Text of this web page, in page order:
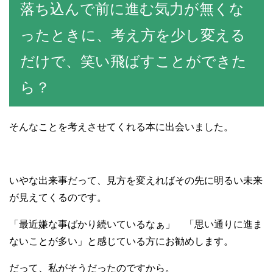
落ち込んで前に進む気力が無くな
ったときに、考え方を少し変える
だけで、笑い飛ばすことができた
ら？
そんなことを考えさせてくれる本に出会いました。
いやな出来事だって、見方を変えればその先に明るい未来
が見えてくるのです。
「最近嫌な事ばかり続いているなぁ」 「思い通りに進ま
ないことが多い」と感じている方にお勧めします。
だって、私がそうだったのですから。